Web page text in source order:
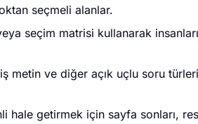
seçmeli alanlar.
seçim matrisi kullanarak
metin ve diğer açık uçlu soru
hale getirmek için sayfa sonları,